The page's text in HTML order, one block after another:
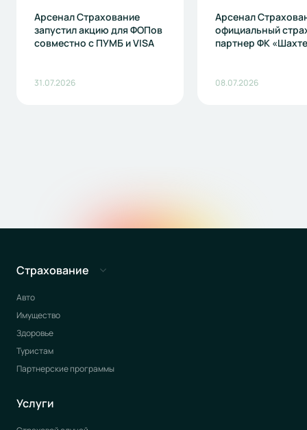
Арсенал Страхование
запустил акцию для ФОПов
совместно с ПУМБ и VISA
31.07.2026
Арсенал
официальный
партнер ФК
08.07.2026
Страхование
Авто
Имущество
Здоровье
Туристам
Партнерские программы
Услуги